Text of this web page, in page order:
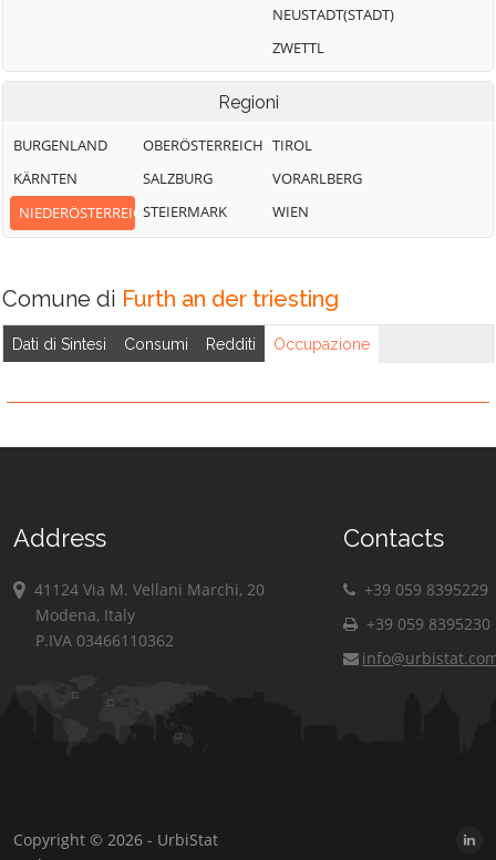
NEUSTADT(STADT)
ZWETTL
Regioni
BURGENLAND
KÄRNTEN
NIEDERÖSTERREICH
OBERÖSTERREICH
SALZBURG
STEIERMARK
TIROL
VORARLBERG
WIEN
Comune di Furth an der triesting
Dati di Sintesi Consumi Redditi Occupazione
Address
41124 Via M. Vellani Marchi, 20
Modena, Italy
P.IVA 03466110362
Contacts
+39 059 8395229
+39 059 8395230
Copyright © 2026 - UrbiStat